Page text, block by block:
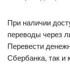
При наличии
переводы через
Перевести
Сбербанка, так и